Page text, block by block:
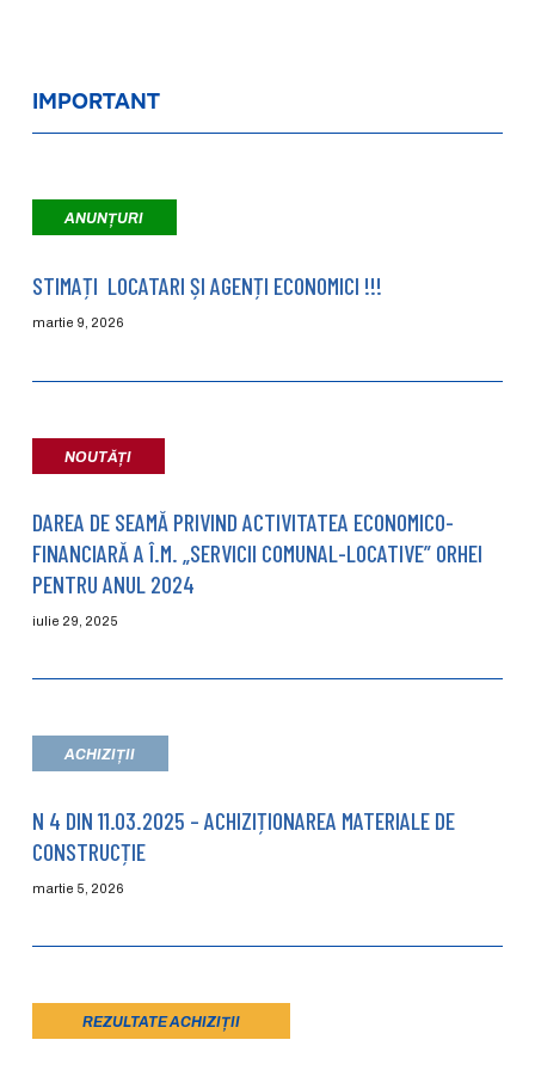
IMPORTANT
ANUNȚURI
STIMAȚI LOCATARI ȘI AGENȚI ECONOMICI !!!
martie 9, 2026
NOUTĂȚI
DAREA DE SEAMĂ PRIVIND ACTIVITATEA ECONOMICO-
FINANCIARĂ A Î.M. „SERVICII COMUNAL-LOCATIVE” ORHEI
PENTRU ANUL 2024
iulie 29, 2025
ACHIZIȚII
N 4 DIN 11.03.2025 – ACHIZIȚIONAREA MATERIALE DE
CONSTRUCȚIE
martie 5, 2026
REZULTATE ACHIZIȚII